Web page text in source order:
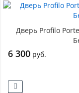
Дверь Profilo
6 300 руб.